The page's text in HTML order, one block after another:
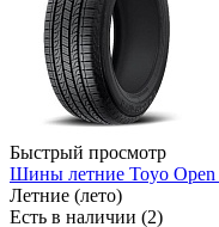
Быстрый просмотр
Шины летние Toyo Open
Летние (лето)
Есть в наличии (2)